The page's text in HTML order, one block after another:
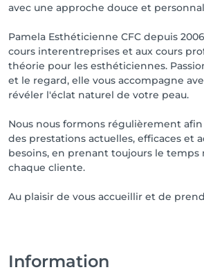
avec une approche douce et
Pamela Esthéticienne CFC depuis
cours interentreprises et aux cours
théorie pour les esthéticiennes.
et le regard, elle vous accompagne
révéler l'éclat naturel de votre peau.
Nous nous formons régulièrement
des prestations actuelles, efficaces et
besoins, en prenant toujours le temps
chaque cliente.
Au plaisir de vous accueillir et de
Information